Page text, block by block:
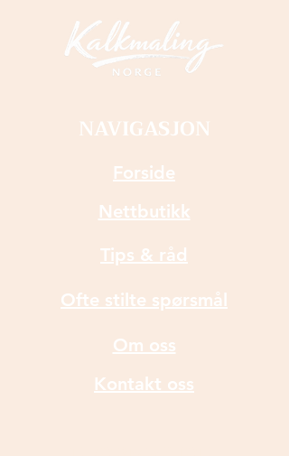
NAVIGASJON
Forside
Nettbutikk
Tips & råd
Ofte stilte spørsmål
Om oss
Kontakt oss